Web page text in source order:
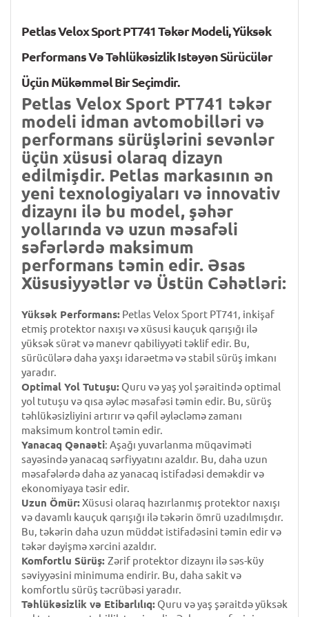
Petlas Velox Sport PT741 Təkər Modeli, Yüksək
Performans Və Təhlükəsizlik Istəyən Sürücülər
Üçün Mükəmməl Bir Seçimdir.
Petlas Velox Sport PT741 təkər
modeli idman avtomobilləri və
performans sürüşlərini sevənlər
üçün xüsusi olaraq dizayn
edilmişdir. Petlas markasının ən
yeni texnologiyaları və innovativ
dizaynı ilə bu model, şəhər
yollarında və uzun məsafəli
səfərlərdə maksimum
performans təmin edir. Əsas
Xüsusiyyətlər və Üstün Cəhətləri:
Yüksək Performans: Petlas Velox Sport PT741, inkişaf
etmiş protektor naxışı və xüsusi kauçuk qarışığı ilə
yüksək sürət və manevr qabiliyyəti təklif edir. Bu,
sürücülərə daha yaxşı idarəetmə və stabil sürüş imkanı
yaradır.
Optimal Yol Tutuşu: Quru və yaş yol şəraitində optimal
yol tutuşu və qısa əyləc məsafəsi təmin edir. Bu, sürüş
təhlükəsizliyini artırır və qəfil əyləcləmə zamanı
maksimum kontrol təmin edir.
Yanacaq Qənaəti: Aşağı yuvarlanma müqaviməti
sayəsində yanacaq sərfiyyatını azaldır. Bu, daha uzun
məsafələrdə daha az yanacaq istifadəsi deməkdir və
ekonomiyaya təsir edir.
Uzun Ömür:Xüsusi olaraq hazırlanmış protektor naxışı
və davamlı kauçuk qarışığı ilə təkərin ömrü uzadılmışdır.
Bu, təkərin daha uzun müddət istifadəsini təmin edir və
təkər dəyişmə xərcini azaldır.
Komfortlu Sürüş: Zərif protektor dizaynı ilə səs-küy
səviyyəsini minimuma endirir. Bu, daha sakit və
komfortlu sürüş təcrübəsi yaradır.
Təhlükəsizlik və Etibarlılıq: Quru və yaş şəraitdə yüksək